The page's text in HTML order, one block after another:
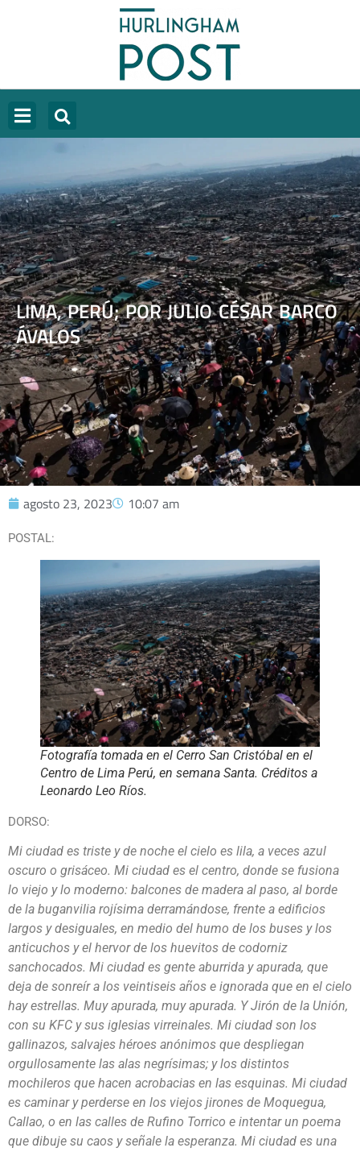
LIMA, PERÚ; POR JULIO CÉSAR BARCO
ÁVALOS
agosto 23, 2023 10:07 am
POSTAL:
Fotografía tomada en el Cerro San Cristóbal en el
Centro de Lima Perú, en semana Santa. Créditos a
Leonardo Leo Ríos.
DORSO:
Mi ciudad es triste y de noche el cielo es lila, a veces azul
oscuro o grisáceo. Mi ciudad es el centro, donde se fusiona
lo viejo y lo moderno: balcones de madera al paso, al borde
de la buganvilia rojísima derramándose, frente a edificios
largos y desiguales, en medio del humo de los buses y los
anticuchos y el hervor de los huevitos de codorniz
sanchocados. Mi ciudad es gente aburrida y apurada, que
deja de sonreír a los veintiseis años e ignorada que en el cielo
hay estrellas. Muy apurada, muy apurada. Y Jirón de la Unión,
con su KFC y sus iglesias virreinales. Mi ciudad son los
gallinazos, salvajes héroes anónimos que despliegan
orgullosamente las alas negrísimas; y los distintos
mochileros que hacen acrobacias en las esquinas. Mi ciudad
es caminar y perderse en los viejos jirones de Moquegua,
Callao, o en las calles de Rufino Torrico e intentar un poema
que dibuje su caos y señale la esperanza. Mi ciudad es una